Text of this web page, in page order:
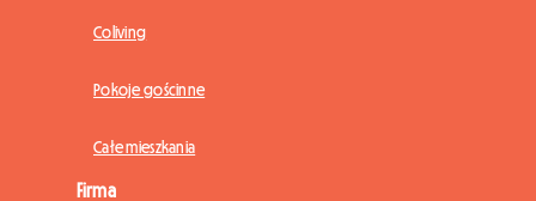
Coliving
Pokoje gościnne
Całe mieszkania
Firma